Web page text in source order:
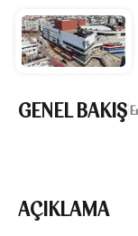
GENEL BAKIŞ
AÇIKLAMA